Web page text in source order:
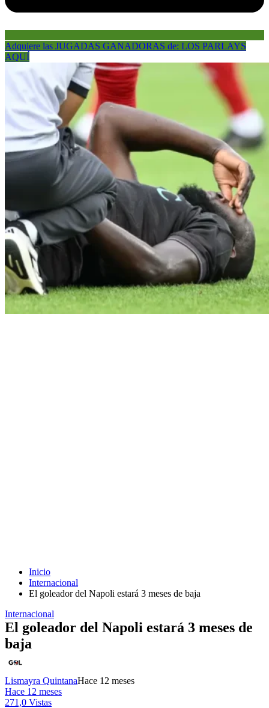
Adquiere las JUGADAS GANADORAS de: LOS PARLAYS
AQUÍ
Inicio
Internacional
El goleador del Napoli estará 3 meses de baja
Internacional
El goleador del Napoli estará 3 meses de
baja
Lismayra QuintanaHace 12 meses
Hace 12 meses
271,0 Vistas